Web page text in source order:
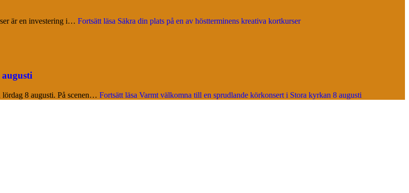
är en investering i… Fortsätt läsa Säkra din plats på en av höstterminens kreativa kortkurser
8 augusti. På scenen… Fortsätt läsa Varmt välkomna till en sprudlande körkonsert i Stora kyrkan 8 augusti